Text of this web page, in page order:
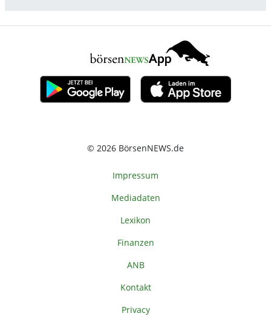
© 2026 BörsenNEWS.de
Impressum
Mediadaten
Lexikon
Finanzen
ANB
Kontakt
Privacy